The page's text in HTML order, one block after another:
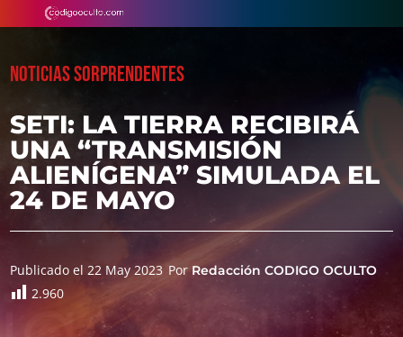
NOTICIAS SORPRENDENTES
SETI: LA TIERRA RECIBIRÁ
UNA “TRANSMISIÓN
ALIENÍGENA” SIMULADA EL
24 DE MAYO
Publicado el 22 May 2023 PorRedacción CODIGO OCULTO
2.960